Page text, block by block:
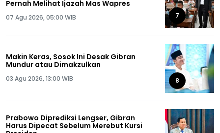
Pernah Melihat Ijazah Mas Wapres
07 Agu 2026, 05:00 WIB 7
Makin Keras, Sosok Ini Desak Gibran
Mundur atau Dimakzulkan
03 Agu 2026, 13:00 WIB 8
Prabowo Diprediksi Lengser, Gibran
Harus Dipecat Sebelum Merebut Kursi